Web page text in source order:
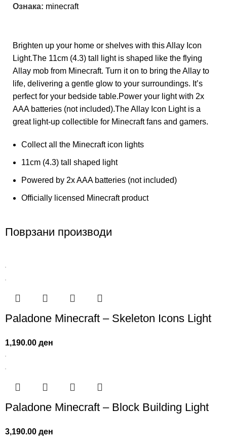
Ознака: minecraft
Brighten up your home or shelves with this Allay Icon
Light.The 11cm (4.3) tall light is shaped like the flying
Allay mob from Minecraft. Turn it on to bring the Allay to
life, delivering a gentle glow to your surroundings. It’s
perfect for your bedside table.Power your light with 2x
AAA batteries (not included).The Allay Icon Light is a
great light-up collectible for Minecraft fans and gamers.
Collect all the Minecraft icon lights
11cm (4.3) tall shaped light
Powered by 2x AAA batteries (not included)
Officially licensed Minecraft product
Поврзани производи
Paladone Minecraft – Skeleton Icons Light
1,190.00ден
Paladone Minecraft – Block Building Light
3,190.00ден